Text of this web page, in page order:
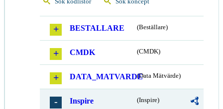
Sök kodlistor Sök koncept
BESTALLARE (Beställare)
CMDK (CMDK)
DATA_MATVARDE(Data Mätvärde)
Inspire (Inspire)